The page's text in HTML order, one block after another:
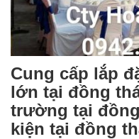
Cung cấp lắp
lớn tại đồng
trường tại
kiện tại đồng